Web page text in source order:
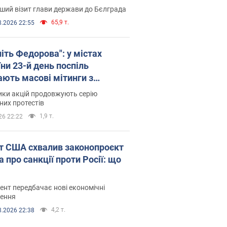
візит глави держави до Бєлграда
22:55 65,9 т.
Федорова": у містах
23-й день поспіль
масові мітинги з
Фото і відео
акцій продовжують серію
протестів
22:22 1,9 т.
США схвалив законопроєкт
про санкції проти Росії: що
передбачає нові економічні
22:38 4,2 т.